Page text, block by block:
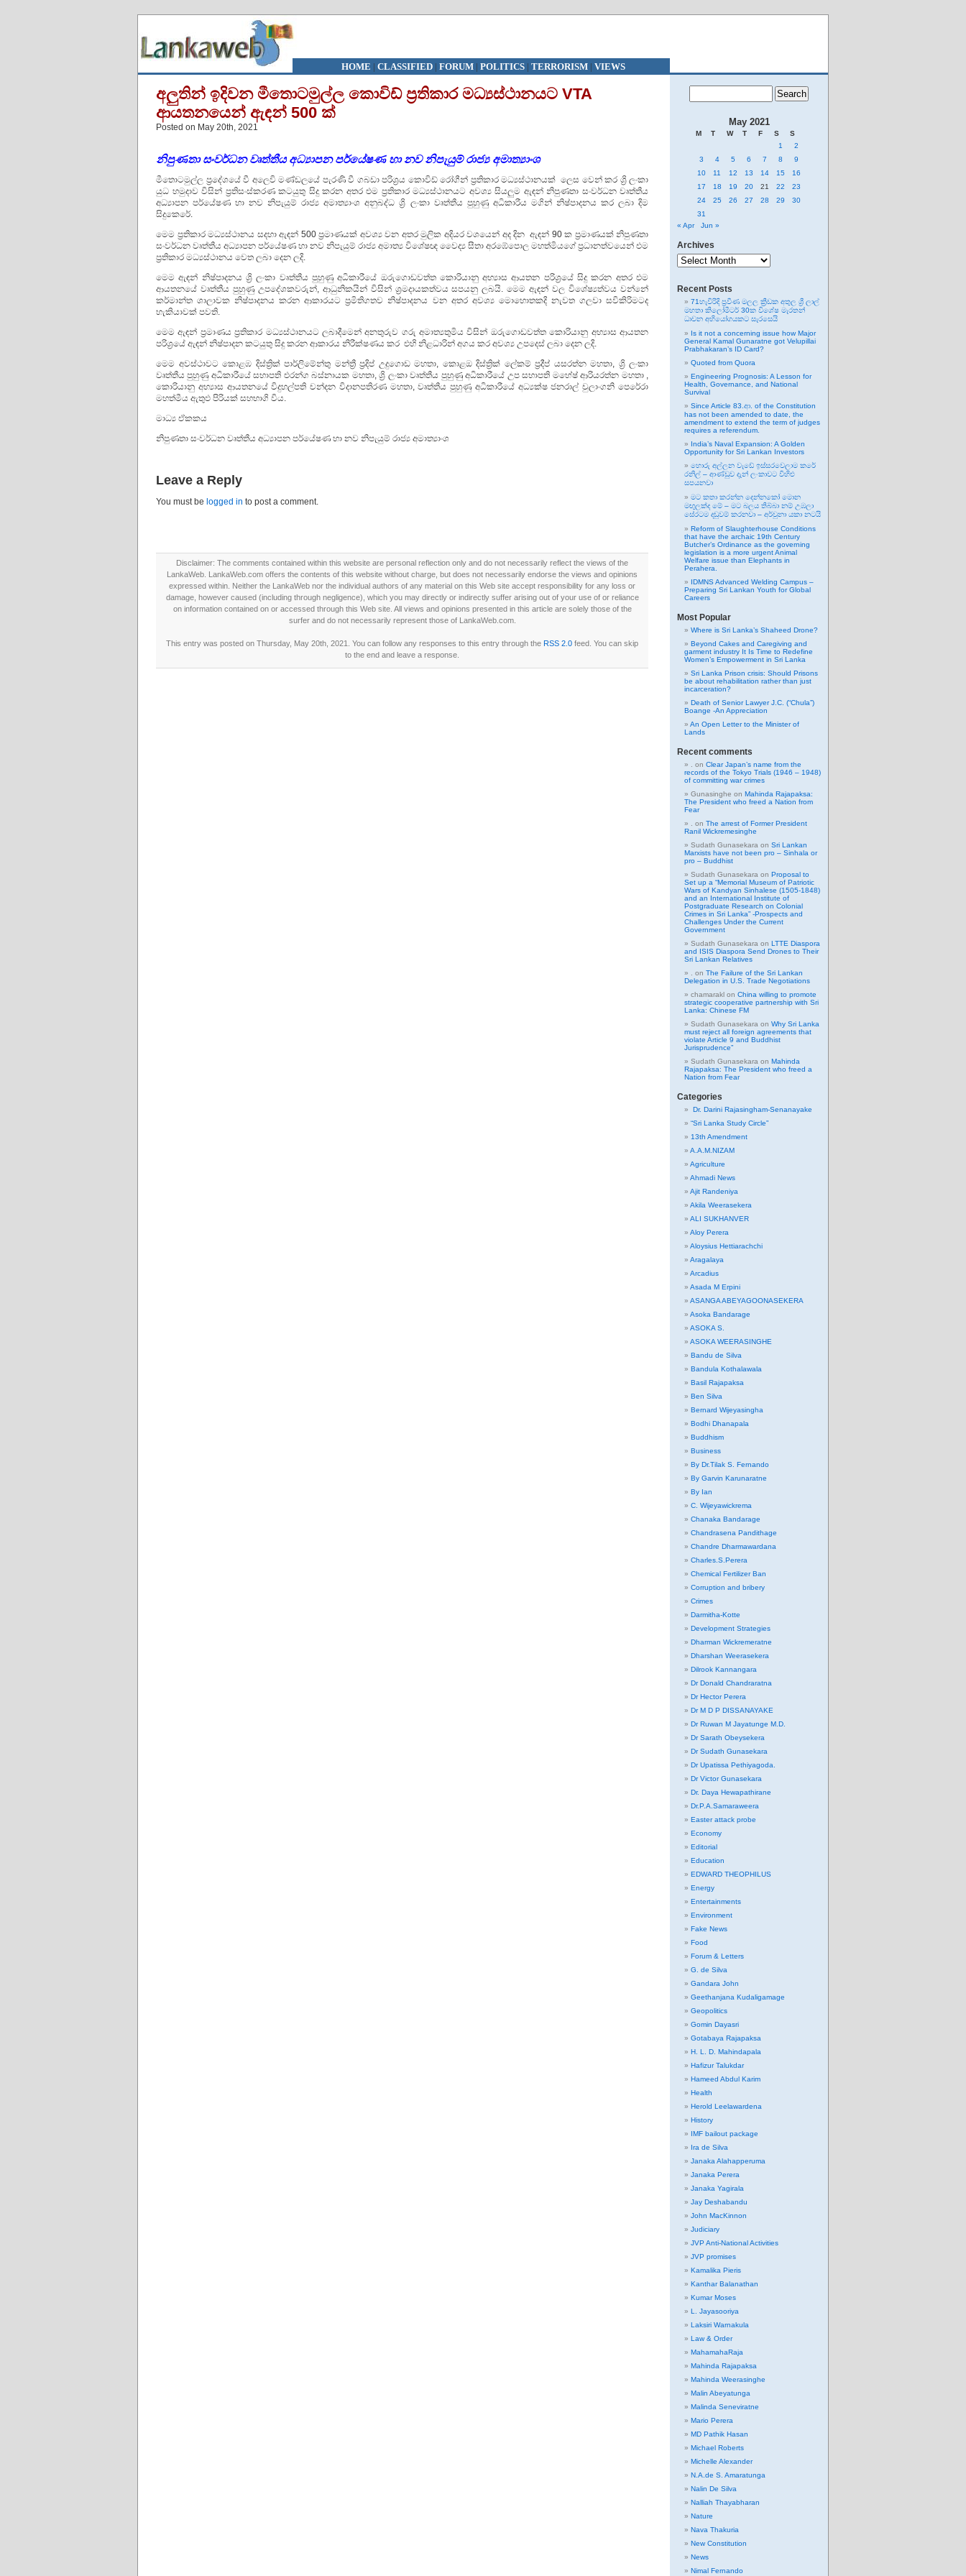
HOME | CLASSIFIED| FORUM| POLITICS | TERRORISM| VIEWS
අලුතින් ඉදිවන මීතොටමුල්ල කොවිඩ් ප්‍රතිකාර මධ්‍යස්ථානයට VTA
ආයතනයෙන් ඇඳන් 500 ක්
Posted on May 20th, 2021
නිපුණතා සංවර්ධන වෘත්තීය අධ්‍යාපන පර්යේෂණ හා නව නිපැයුම් රාජ්‍ය අමාත්‍යාංශ
මීතොටමුල්ල ප්‍රදේශයේ වී අලෙවි මණ්ඩලයේ පැරණි වී ගබඩා පරිශ්‍රය කොවිඩ් රෝගීන් ප්‍රතිකාර මධ්‍යස්ථානයක් ලෙස වෙන් කර ශ්‍රි ලංකා
යුධ හමුදාව විසින් ප්‍රතිසංස්කරණ කටයුතු සිදු කරන අතර එම ප්‍රතිකාර මධ්‍යස්ථානයට අවශ්‍ය සියලුම ඇඳන් නිපුණතා සංවර්ධන වෘත්තීය
අධ්‍යාපන පර්යේෂණ හා නව නිපැයුම් රාජ්‍ය අමාත්‍යාංශ අනුබද්ධ ශ්‍රි ලංකා වෘත්තීය පුහුණු අධිකාරීය මගින් නිෂ්පාදනය කර ලබා දිම
සිදුකෙරේ.
මෙම ප්‍රතිකාර මධ්‍යස්ථානය සදහා ඇඳන් 500 ප්‍රමාණයක් අවශ්‍ය වන අතර මුලික අදියර වශයෙන් අද දින ඇඳන් 90 ක ප්‍රමාණයක් නිපුණතා
සංවර්ධන වෘත්තීය අධ්‍යාපන පර්යේෂණ හා නව නිපැයුම් රාජ්‍ය අමාත්‍ය විශේෂඥ වෛද්‍ය සීතා අරඹේපොල මහත්මියගේ ප්‍රධානත්වයෙන් එම
ප්‍රතිකාර මධ්‍යස්ථානය වෙත ලබා දෙන ලදි.
මෙම ඇඳන් නිෂ්පාදනය ශ්‍රි ලංකා වෘත්තීය පුහුණු අධිකාරීයේ ඔරුගොඩවත්ත කොරියානු අභ්‍යාස ආයතන පරිශ්‍රයේ සිදු කරන අතර එම
ආයතනයේ වෘත්තීය පුහුණු උපදේශකවරුන්, ආධුනිකයින් විසින් ශ්‍රමදායකත්වය සපයනු ලබයි. මෙම ඇඳන් වල විශේෂ්‍යත්වය වන්නේ
කර්මාන්ත ශාලාවක නිෂ්පාදනය කරන ආකාරයට ප්‍රමිතිගතව නිෂ්පාදනය වන අතර අවශ්‍ය මොහොතකදි නැවත ගලවා සවිකිරිමටද
හැකියාවක් පවති.
මෙම ඇඳන් ප්‍රමාණය ප්‍රතිකාර මධ්‍යස්ථානයට ලබාදීමෙන් අනතුරුව ගරු අමාත්‍යතුමිය විසින් ඔරුගොඩවත්ත කොරියානු අභ්‍යාස ආයතන
පරිශ්‍රයේ ඇඳන් නිෂ්පාදන කටයුතු සිදු කරන ආකාරය නිරීක්ෂණය කර එහි නිළධාරින් අගය කර අවශ්‍ය උපදෙස් ලබා දෙන ලදි.
මෙම අවස්ථාවට කොළඹ දිස්ත්‍රික් පාර්ලිමේන්තු මන්ත්‍රී ප්‍රදිප් උදුගොඩ මහතා, කොළඔ දිස්ත්‍රික් ලේකම් ප්‍රදීප් යසරත්න මහතා, ශ්‍රි ලංකා
වෘත්තීය පුහුණු අධිකාරීයේ සභාපති එරන්ග බස්නායක මහතා, ශ්‍රි ලංකා වෘත්තීය පුහුණු අධිකාරීයේ උප සභාපති මහේෂ් ආරියරත්න මහතා ,
කොරියානු අභ්‍යාස ආයතනයේ විදුහල්පති චන්දන විදානපතිරණ මහතා, වෘත්තීය පුහුණු අධිකාරීයේ අධ්‍යක්ෂ ජනරාල් චුලාංගනි පෙරේරා
මහත්මීය ඇතුඵ පිරියක් සහභාගි විය.
මාධ්‍ය ඒකකය
නිපුණතා සංවර්ධන වෘත්තීය අධ්‍යාපන පර්යේෂණ හා නව නිපැයුම් රාජ්‍ය අමාත්‍යාංශ
Leave a Reply
You must be logged in to post a comment.
Disclaimer: The comments contained within this website are personal reflection only and do not necessarily reflect the views of the
LankaWeb. LankaWeb.com offers the contents of this website without charge, but does not necessarily endorse the views and opinions
expressed within. Neither the LankaWeb nor the individual authors of any material on this Web site accept responsibility for any loss or
damage, however caused (including through negligence), which you may directly or indirectly suffer arising out of your use of or reliance
on information contained on or accessed through this Web site. All views and opinions presented in this article are solely those of the
surfer and do not necessarily represent those of LankaWeb.com.
This entry was posted on Thursday, May 20th, 2021. You can follow any responses to this entry through the RSS 2.0 feed. You can skip
to the end and leave a response.
May 2021
M T W T F S
S
1
2
3
4 5 6 7 8
9
10
11 12 13 14 15
16
17
18 19 20 21 22
23
24
25 26 27 28 29
30
31
« Apr
Jun »
Archives
Archives
Recent Posts
71හැවිරිදි ප්‍රවීණ මලල ක්‍රීඩක අතුල ශ්‍රී ලාල්
මහතා කිලෝමීටර් 30ක විශේෂ මැරතන්
ධාවන අභියෝගයකට සැරසෙයි
Is it not a concerning issue how Major
General Kamal Gunaratne got Velupillai
Prabhakaran’s ID Card?
Quoted from Quora
Engineering Prognosis: A Lesson for
Health, Governance, and National
Survival
Since Article 83.ආ. of the Constitution
has not been amended to date, the
amendment to extend the term of judges
requires a referendum.
India’s Naval Expansion: A Golden
Opportunity for Sri Lankan Investors
හොරු අල්ලන වැඩේ ඉස්සරවෙලාම කරේ
රනිල් – ආණ්ඩුව දැන් ලංකාවට විහිළු
සපයනවා
මට කතා කරන්න දෙන්නකෝ මොන
මඟුලක්ද මේ – මට බලය තිබ්බා නම් උඹලා
සේරටම දඬුවම් කරනවා – අර්චුනා යකා නටයි
Reform of Slaughterhouse Conditions
that have the archaic 19th Century
Butcher’s Ordinance as the governing
legislation is a more urgent Animal
Welfare issue than Elephants in
Perahera.
IDMNS Advanced Welding Campus –
Preparing Sri Lankan Youth for Global
Careers
Most Popular
Where is Sri Lanka’s Shaheed Drone?
Beyond Cakes and Caregiving and
garment industry It Is Time to Redefine
Women’s Empowerment in Sri Lanka
Sri Lanka Prison crisis: Should Prisons
be about rehabilitation rather than just
incarceration?
Death of Senior Lawyer J.C. (“Chula”)
Boange -An Appreciation
An Open Letter to the Minister of
Lands
Recent comments
on Clear Japan’s name from the
records of the Tokyo Trials (1946 – 1948)
of committing war crimes
Gunasinghe on Mahinda Rajapaksa:
The President who freed a Nation from
Fear
on The arrest of Former President
Ranil Wickremesinghe
Sudath Gunasekara on Sri Lankan
Marxists have not been pro – Sinhala or
pro – Buddhist
Sudath Gunasekara on Proposal to
Set up a “Memorial Museum of Patriotic
Wars of Kandyan Sinhalese (1505-1848)
and an International Institute of
Postgraduate Research on Colonial
Crimes in Sri Lanka” -Prospects and
Challenges Under the Current
Government
Sudath Gunasekara on LTTE Diaspora
and ISIS Diaspora Send Drones to Their
Sri Lankan Relatives
on The Failure of the Sri Lankan
Delegation in U.S. Trade Negotiations
chamarakl on China willing to promote
strategic cooperative partnership with Sri
Lanka: Chinese FM
Sudath Gunasekara on Why Sri Lanka
must reject all foreign agreements that
violate Article 9 and Buddhist
Jurisprudence”
Sudath Gunasekara on Mahinda
Rajapaksa: The President who freed a
Nation from Fear
Categories
Dr. Darini Rajasingham-Senanayake
“Sri Lanka Study Circle”
13th Amendment
A.A.M.NIZAM
Agriculture
Ahmadi News
Ajit Randeniya
Akila Weerasekera
ALI SUKHANVER
Aloy Perera
Aloysius Hettiarachchi
Aragalaya
Arcadius
Asada M Erpini
ASANGA ABEYAGOONASEKERA
Asoka Bandarage
ASOKA S.
ASOKA WEERASINGHE
Bandu de Silva
Bandula Kothalawala
Basil Rajapaksa
Ben Silva
Bernard Wijeyasingha
Bodhi Dhanapala
Buddhism
Business
By Dr.Tilak S. Fernando
By Garvin Karunaratne
By Ian
C. Wijeyawickrema
Chanaka Bandarage
Chandrasena Pandithage
Chandre Dharmawardana
Charles.S.Perera
Chemical Fertilizer Ban
Corruption and bribery
Crimes
Darmitha-Kotte
Development Strategies
Dharman Wickremeratne
Dharshan Weerasekera
Dilrook Kannangara
Dr Donald Chandraratna
Dr Hector Perera
Dr M D P DISSANAYAKE
Dr Ruwan M Jayatunge M.D.
Dr Sarath Obeysekera
Dr Sudath Gunasekara
Dr Upatissa Pethiyagoda.
Dr Victor Gunasekara
Dr. Daya Hewapathirane
Dr.P.A.Samaraweera
Easter attack probe
Economy
Editorial
Education
EDWARD THEOPHILUS
Energy
Entertainments
Environment
Fake News
Food
Forum & Letters
G. de Silva
Gandara John
Geethanjana Kudaligamage
Geopolitics
Gomin Dayasri
Gotabaya Rajapaksa
H. L. D. Mahindapala
Hafizur Talukdar
Hameed Abdul Karim
Health
Herold Leelawardena
History
IMF bailout package
Ira de Silva
Janaka Alahapperuma
Janaka Perera
Janaka Yagirala
Jay Deshabandu
John MacKinnon
Judiciary
JVP Anti-National Activities
JVP promises
Kamalika Pieris
Kanthar Balanathan
Kumar Moses
L. Jayasooriya
Laksiri Warnakula
Law & Order
MahamahaRaja
Mahinda Rajapaksa
Mahinda Weerasinghe
Malin Abeyatunga
Malinda Seneviratne
Mario Perera
MD Pathik Hasan
Michael Roberts
Michelle Alexander
N.A.de S. Amaratunga
Nalin De Silva
Nalliah Thayabharan
Nature
Nava Thakuria
New Constitution
News
Nimal Fernando